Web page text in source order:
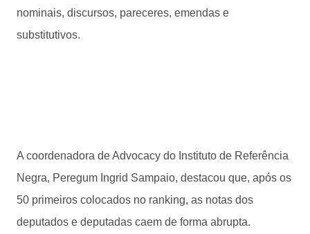
nominais, discursos, pareceres, emendas e
substitutivos.
A coordenadora de Advocacy do Instituto de Referência
Negra, Peregum Ingrid Sampaio, destacou que, após os
50 primeiros colocados no ranking, as notas dos
deputados e deputadas caem de forma abrupta.